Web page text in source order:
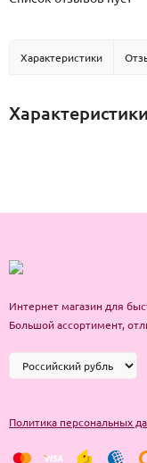
Характеристики
Характеристики
Интернет магазин для
Большой ассортимент,
Политика персональных